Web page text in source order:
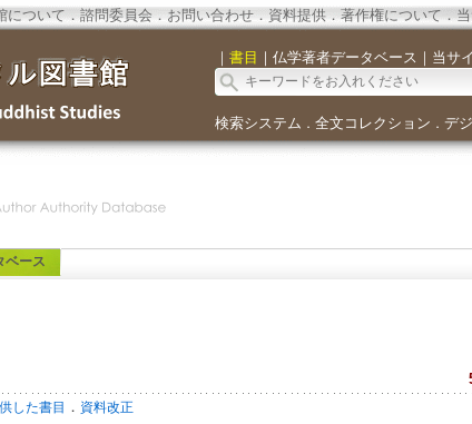
について．諮問委員会． お問い合わせ． 資料提供．著作権について．
｜ 書目 ｜ 仏学著者データベース ｜ 当サ
検索システム ． 全文コレクション ． デ
ベース
した書目 ． 資料改正